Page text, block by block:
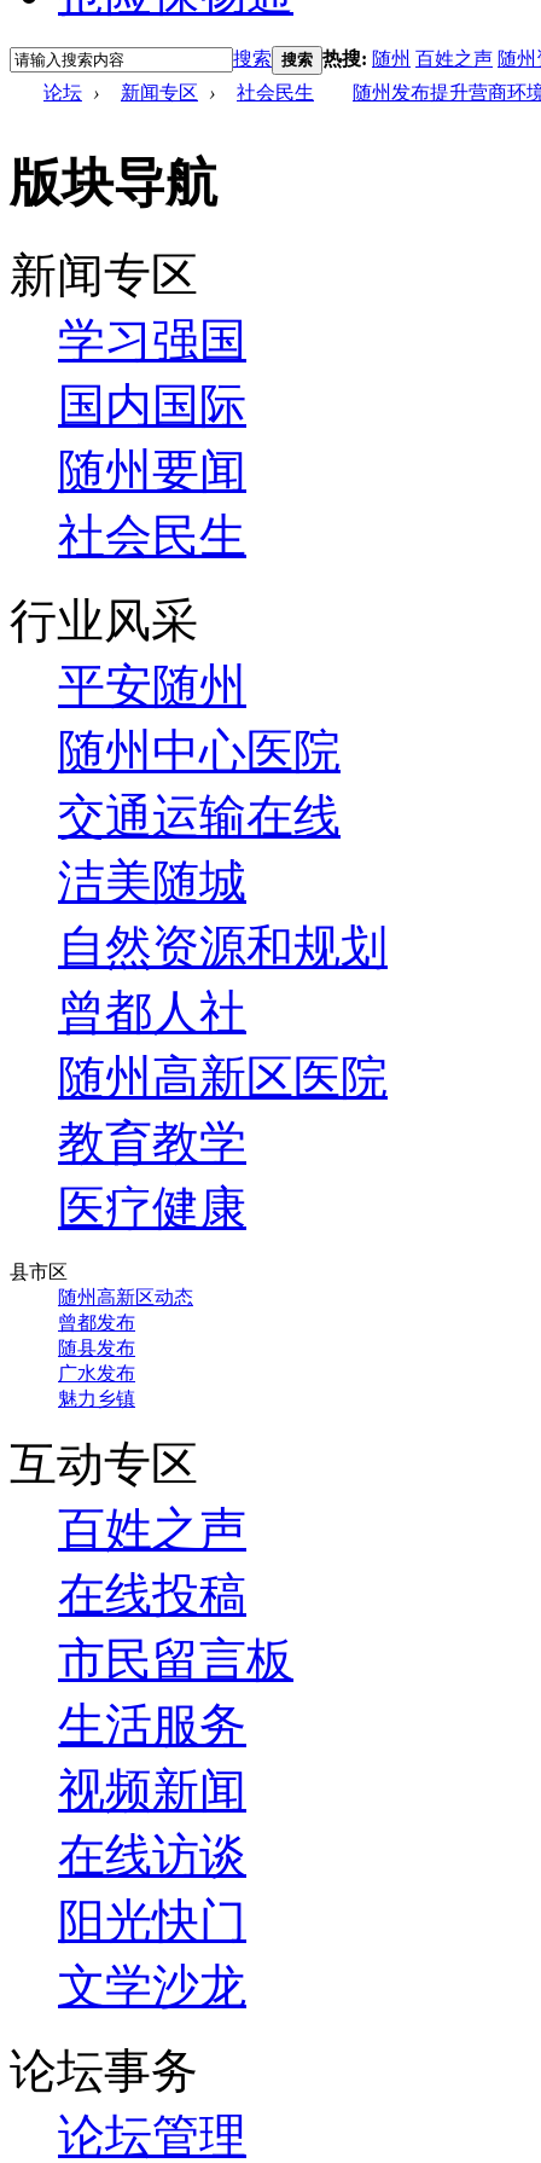
搜索 搜索 热搜: 随州 百姓之声 随
论坛 › 新闻专区 › 社会民生 随州发布提升营商环
版块导航
新闻专区
学习强国
国内国际
随州要闻
社会民生
行业风采
平安随州
随州中心医院
交通运输在线
洁美随城
自然资源和规划
曾都人社
随州高新区医院
教育教学
医疗健康
县市区
随州高新区动态
曾都发布
随县发布
广水发布
魅力乡镇
互动专区
百姓之声
在线投稿
市民留言板
生活服务
视频新闻
在线访谈
阳光快门
文学沙龙
论坛事务
论坛管理